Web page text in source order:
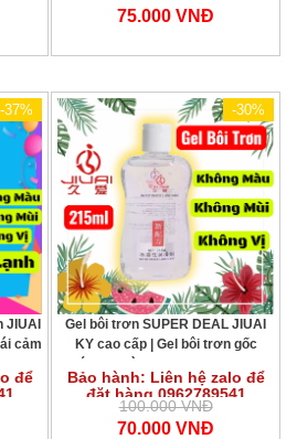
75.000 VNĐ
-37%
JIUAI
cảm
để
-30%
Gel bôi trơn SUPER DEAL JIUAI
KY cao cấp | Gel bôi trơn gốc
nước an toàn | Lubricant anal sex
mượt mà | Gel pelincir chất lượng
cao | Dưỡng ẩm tự nhiên không
kích ứng | Sử dụng đa năng cho
Bảo hành: Liên hệ zalo để
đặt hàng 0962789541
100.000 VNĐ
70.000 VNĐ